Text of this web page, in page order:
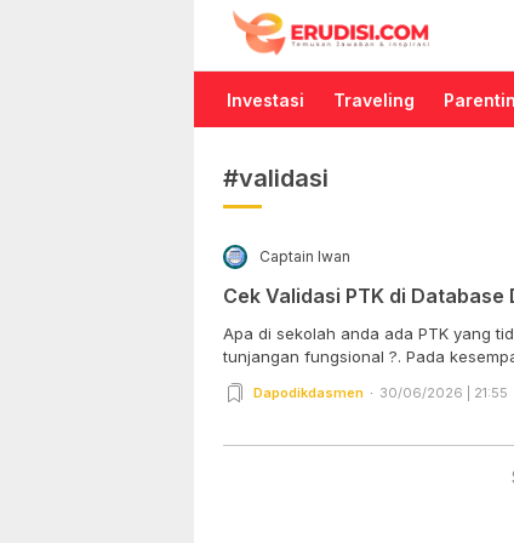
Erudisi
Temukan Jawaban dan Inspirasi
Investasi Traveling
#validasi
Captain Iwan
Cek Validasi PTK di Database
Apa di sekolah anda ada PTK yang
tunjangan fungsional ?. Pada
Dapodikdasmen 30/06/2026 | 21:55